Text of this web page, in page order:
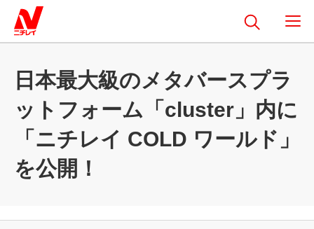
日本最大級のメタバースプラ
ットフォーム「cluster」内に
「ニチレイ COLD ワールド」
を公開！